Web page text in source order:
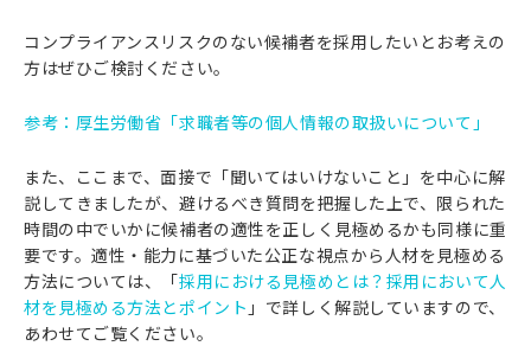
コンプライアンスリスクのない候補者を採用したいとお考えの
方はぜひご検討ください。
参考：厚生労働省「求職者等の個人情報の取扱いについて」
また、ここまで、面接で「聞いてはいけないこと」を中心に解
説してきましたが、避けるべき質問を把握した上で、限られた
時間の中でいかに候補者の適性を正しく見極めるかも同様に重
要です。適性・能力に基づいた公正な視点から人材を見極める
方法については、「採用における見極めとは？採用において人
材を見極める方法とポイント 」で詳しく解説していますので、
あわせてご覧ください。